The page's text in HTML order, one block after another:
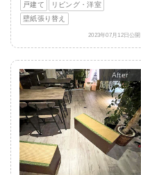
戸建て
リビング・洋室
壁紙張り替え
2023年07月12日公開
After